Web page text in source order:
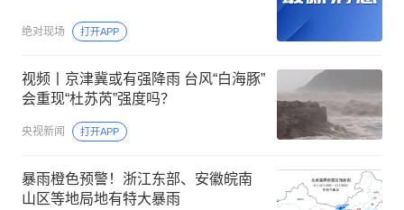
绝对现场 打开APP
视频丨京津冀或有强降雨 台风“白海豚”
会重现“杜苏芮”强度吗？
央视新闻 打开APP
暴雨橙色预警！浙江东部、安徽皖南
山区等地局地有特大暴雨